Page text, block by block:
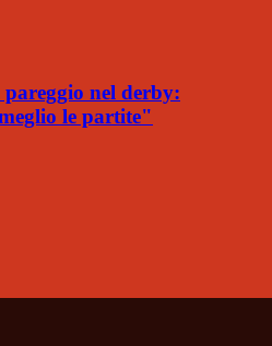
nel derby:
le partite"